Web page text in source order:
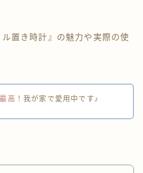
置き時計』の魅力や実際の使
高！ 我が家で愛用中です♪